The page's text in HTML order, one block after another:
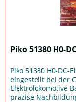
Piko 51380 H0-
Piko 51380 H0-DC-
eingestellt bei der
Elektrolokomotive
präzise